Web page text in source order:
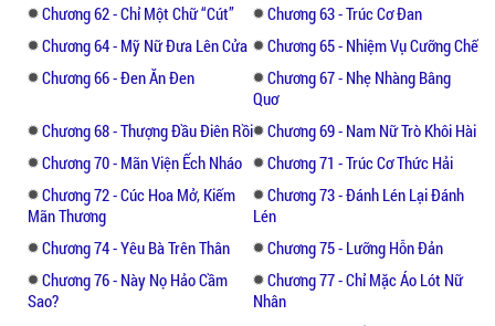
Chương 62 - Chỉ Một Chữ “Cút”
Chương 63 - Trúc Cơ Đan
Chương 64 - Mỹ Nữ Đưa Lên Cửa
Chương 65 - Nhiệm Vụ Cưỡng Chế
Chương 66 - Đen Ăn Đen
Chương 67 - Nhẹ Nhàng Bâng
Quơ
Chương 68 - Thượng Đầu Điên Rồi
Chương 69 - Nam Nữ Trò Khôi Hài
Chương 70 - Mãn Viện Ếch Nháo
Chương 71 - Trúc Cơ Thức Hải
Chương 72 - Cúc Hoa Mở, Kiếm
Mãn Thương
Chương 73 - Đánh Lén Lại Đánh
Lén
Chương 74 - Yêu Bà Trên Thân
Chương 75 - Lưỡng Hỗn Đản
Chương 76 - Này Nọ Hảo Cầm
Sao?
Chương 77 - Chỉ Mặc Áo Lót Nữ
Nhân